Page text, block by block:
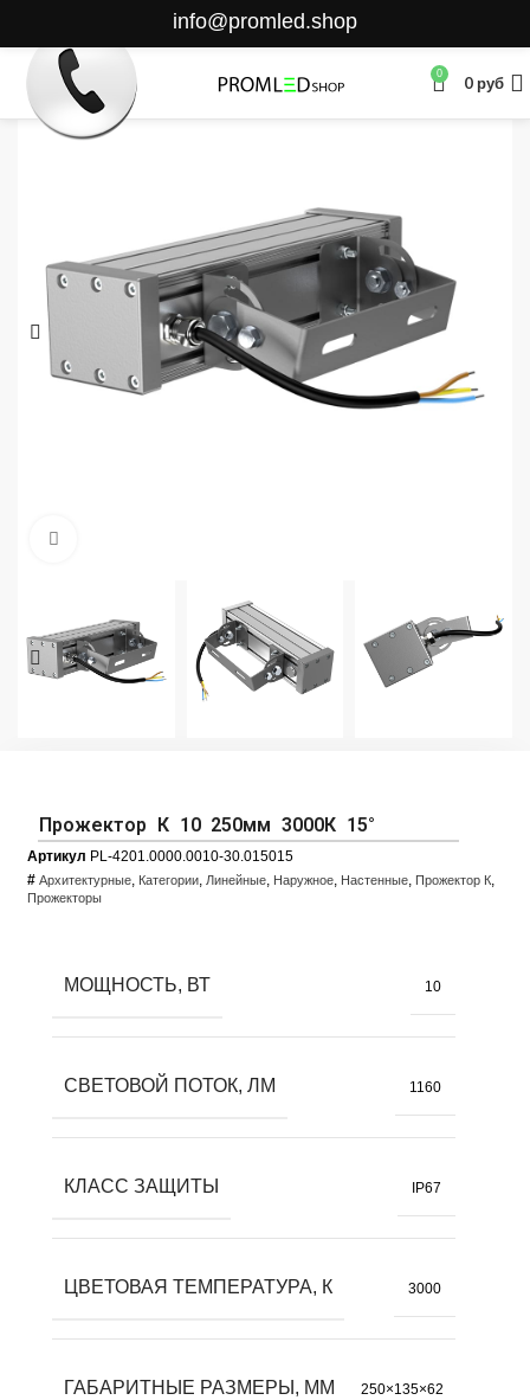
info@promled.shop
0 0руб
Прожектор К 10 250мм 3000К 15°
Артикул PL-4201.0000.0010-30.015015
# Архитектурные, Категории, Линейные, Наружное, Настенные, Прожектор К,
Прожекторы
МОЩНОСТЬ, ВТ 10
СВЕТОВОЙ ПОТОК, ЛМ 1160
КЛАСС ЗАЩИТЫ IP67
ЦВЕТОВАЯ ТЕМПЕРАТУРА, К 3000
ГАБАРИТНЫЕ РАЗМЕРЫ, ММ 250×135×62